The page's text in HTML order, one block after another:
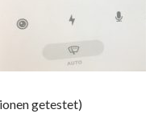
getestet)